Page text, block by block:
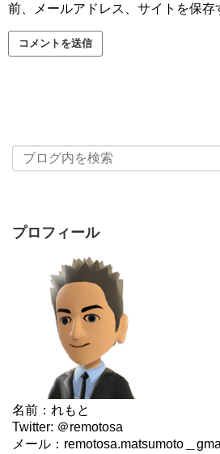
前、メールアドレス、サイトを保存
プロフィール
名前：れもと
Twitter: ＠remotosa
メール：remotosa.matsumoto＿